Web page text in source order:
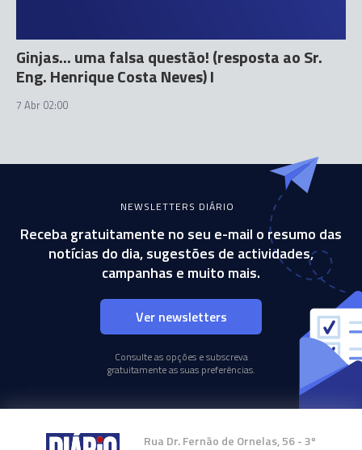
Ginjas... uma falsa questão! (resposta ao Sr.
Eng. Henrique Costa Neves) I
7 Abr 02:00
NEWSLETTERS DIÁRIO
Receba gratuitamente no seu e-mail o resumo das
notícias do dia, sugestões de actividades,
campanhas e muito mais.
Ver newsletters
Consulte as opções e subscreva
gratuitamente as suas preferências.
Rua Dr. Fernão de Ornelas, 56 - 3º